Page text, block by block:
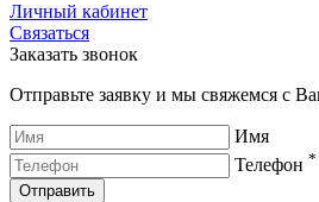
Личный кабинет
Связаться
Заказать звонок
Отправьте заявку и мы свяжемся с
Имя
Телефон *
Отправить